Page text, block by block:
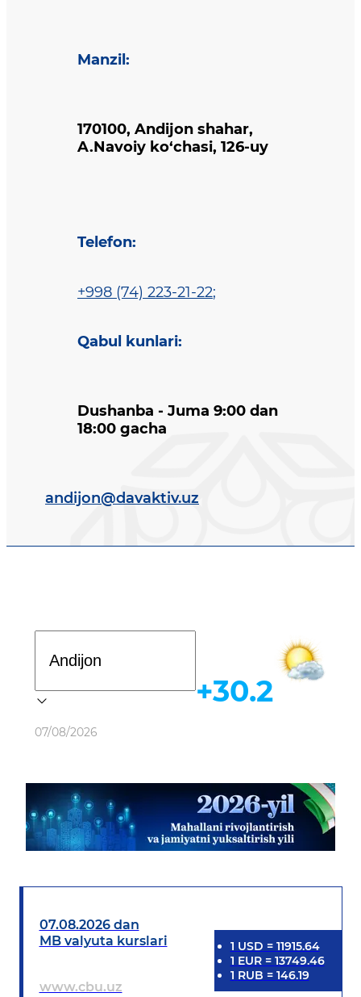
Manzil :
170100, Andijon shahar,
A.Navoiy ko‘chasi, 126-uy
Telefon:
+998 (74) 223-21-22;
Qabul kunlari:
Dushanba - Juma 9:00 dan
18:00 gacha
andijon@davaktiv.uz
Ob-havo
07/08/2026
+30.2
07.08.2026 dan
MB valyuta kurslari
www.cbu.uz
1 USD = 11915.64
1 EUR= 13749.46
1 RUB = 146.19